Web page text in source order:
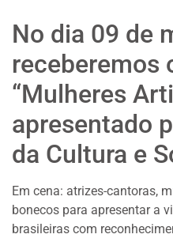
No dia 09 de
receberemos
“Mulheres
apresentado
da Cultura e
Em cena: atrizes-cantoras,
bonecos para apresentar a
brasileiras com